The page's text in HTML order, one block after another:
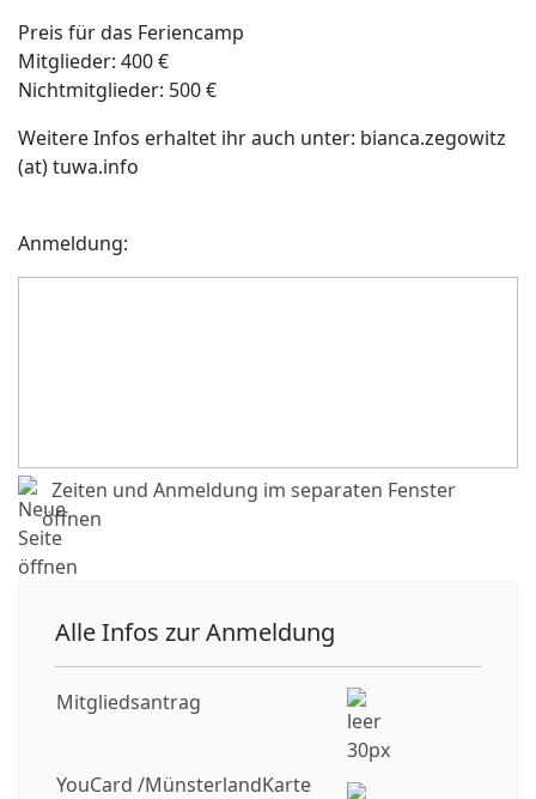
Preis für das Feriencamp
Mitglieder: 400 €
Nichtmitglieder: 500 €
Weitere Infos erhaltet ihr auch unter: bianca.zegowitz
(at) tuwa.info
Anmeldung:
Zeiten und Anmeldung im separaten Fenster
öffnen
Alle Infos zur Anmeldung
Mitgliedsantrag
YouCard /MünsterlandKarte